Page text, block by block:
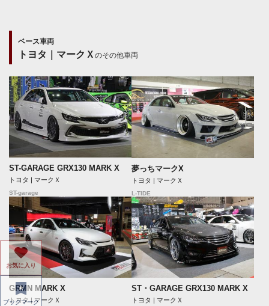
ベース車両
トヨタ｜マークＸ のその他車両
ST-GARAGE GRX130 MARK X
トヨタ | マークＸ
ST-garage
夢っちマークX
トヨタ | マークＸ
L-TIDE
GRMN MARK X
トヨタ | マークＸ
ST・GARAGE GRX130 MARK X
トヨタ | マークＸ
お気に入り
ブックマーク